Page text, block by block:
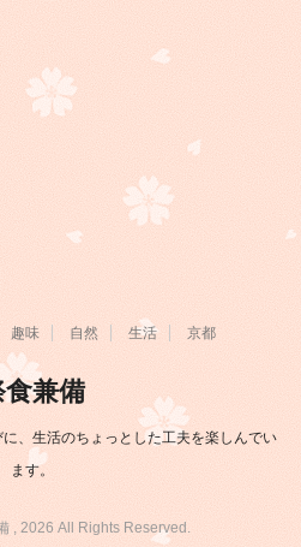
趣味 自然 生活 京都
食兼備
、生活のちょっとした工夫を楽しんでい
ます。
, 2026 All Rights Reserved.